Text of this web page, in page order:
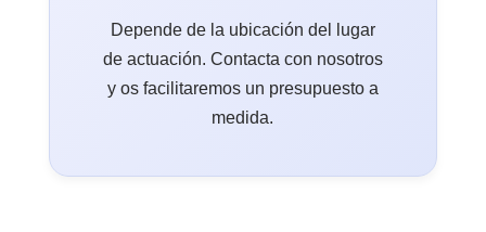
Depende de la ubicación del lugar
de actuación. Contacta con nosotros
y os facilitaremos un presupuesto a
medida.